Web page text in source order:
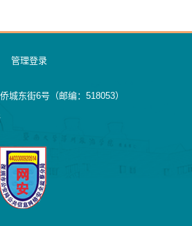
管理登录
城东街6号（邮编：518053）